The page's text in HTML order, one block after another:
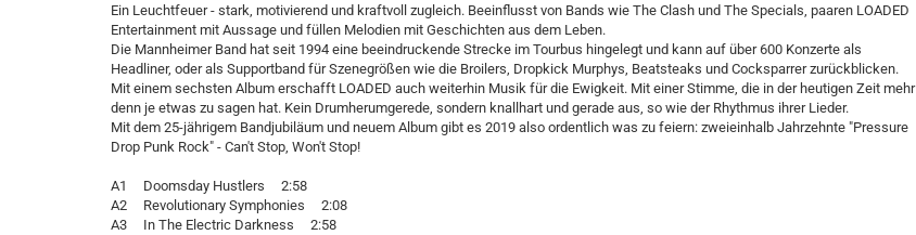
Ein Leuchtfeuer - stark, motivierend und kraftvoll zugleich. Beeinflusst von Bands wie The Clash und The Specials, paaren LOADED
Entertainment mit Aussage und füllen Melodien mit Geschichten aus dem Leben.
Die Mannheimer Band hat seit 1994 eine beeindruckende Strecke im Tourbus hingelegt und kann auf über 600 Konzerte als
Headliner, oder als Supportband für Szenegrößen wie die Broilers, Dropkick Murphys, Beatsteaks und Cocksparrer zurückblicken.
Mit einem sechsten Album erschafft LOADED auch weiterhin Musik für die Ewigkeit. Mit einer Stimme, die in der heutigen Zeit mehr
denn je etwas zu sagen hat. Kein Drumherumgerede, sondern knallhart und gerade aus, so wie der Rhythmus ihrer Lieder.
Mit dem 25-jährigem Bandjubiläum und neuem Album gibt es 2019 also ordentlich was zu feiern: zweieinhalb Jahrzehnte "Pressure
Drop Punk Rock" - Can't Stop, Won't Stop!
A1 Doomsday Hustlers 2:58
A2 Revolutionary Symphonies 2:08
A3 In The Electric Darkness 2:58